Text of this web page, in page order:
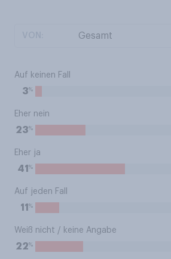
Auf keinen Fall
3%
Eher nein
23%
Eher ja
41 %
Auf jeden Fall
11 %
Weiß nicht / keine Angabe
22%